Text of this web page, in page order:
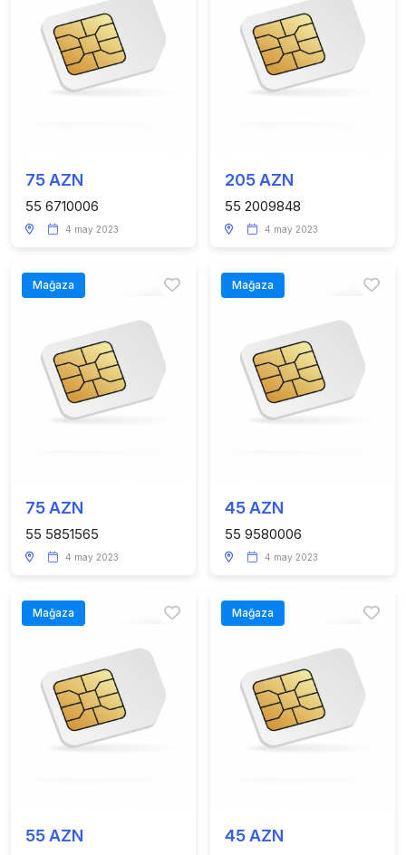
75 AZN
55 6710006
4 may 2023
205 AZN
55 2009848
4 may 2023
Mağaza
75 AZN
55 5851565
4 may 2023
Mağaza
45 AZN
55 9580006
4 may 2023
Mağaza
55 AZN
Mağaza
45 AZN